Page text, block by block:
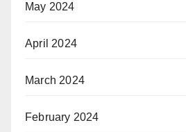
May 2024
April 2024
March 2024
February 2024